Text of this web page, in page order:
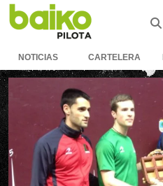
NOTICIAS CARTELERA